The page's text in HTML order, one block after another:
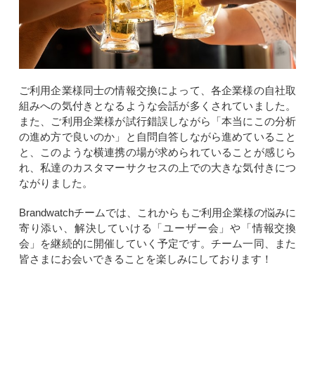
ご利用企業様同士の情報交換によって、各企業様の自社取
組みへの気付きとなるような会話が多くされていました。
また、ご利用企業様が試行錯誤しながら「本当にこの分析
の進め方で良いのか」と自問自答しながら進めていること
と、このような横連携の場が求められていることが感じら
れ、私達のカスタマーサクセスの上での大きな気付きにつ
ながりました。
Brandwatchチームでは、これからもご利用企業様の悩みに
寄り添い、解決していける「ユーザー会」や「情報交換
会」を継続的に開催していく予定です。チーム一同、また
皆さまにお会いできることを楽しみにしております！